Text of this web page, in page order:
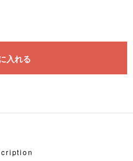
入れる